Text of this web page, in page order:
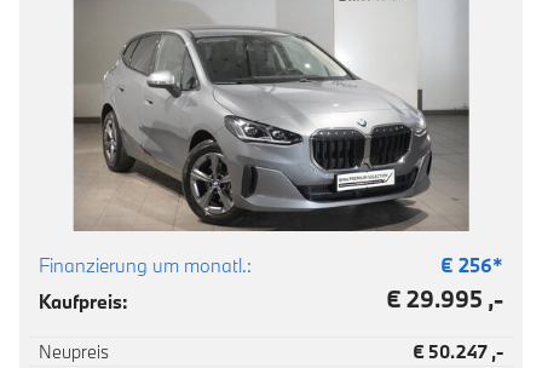
Finanzierung um monatl.: € 256*
Kaufpreis:
€ 29.995 ,-
Neupreis
€ 50.247 ,-